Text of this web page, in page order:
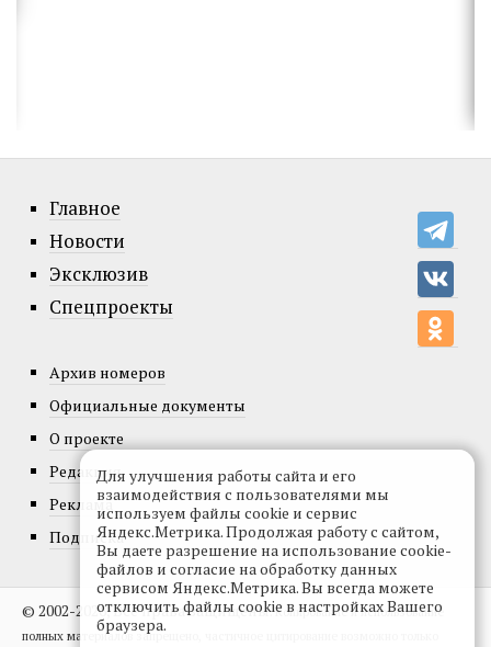
Главное
Новости
Эксклюзив
Спецпроекты
Архив номеров
Официальные документы
О проекте
Редакция
Реклама
Подписка
© 2002-2026, Все права защищены.Копирование и использование
полных материалов запрещено, частичное цитирование возможно только
Для улучшения работы сайта и его
взаимодействия с пользователями мы
используем файлы cookie и сервис
Яндекс.Метрика. Продолжая работу с сайтом,
Вы даете разрешение на использование cookie-
файлов и согласие на обработку данных
сервисом Яндекс.Метрика. Вы всегда можете
отключить файлы cookie в настройках Вашего
браузера.